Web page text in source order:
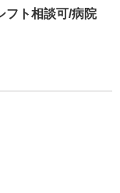
フト相談可/病院